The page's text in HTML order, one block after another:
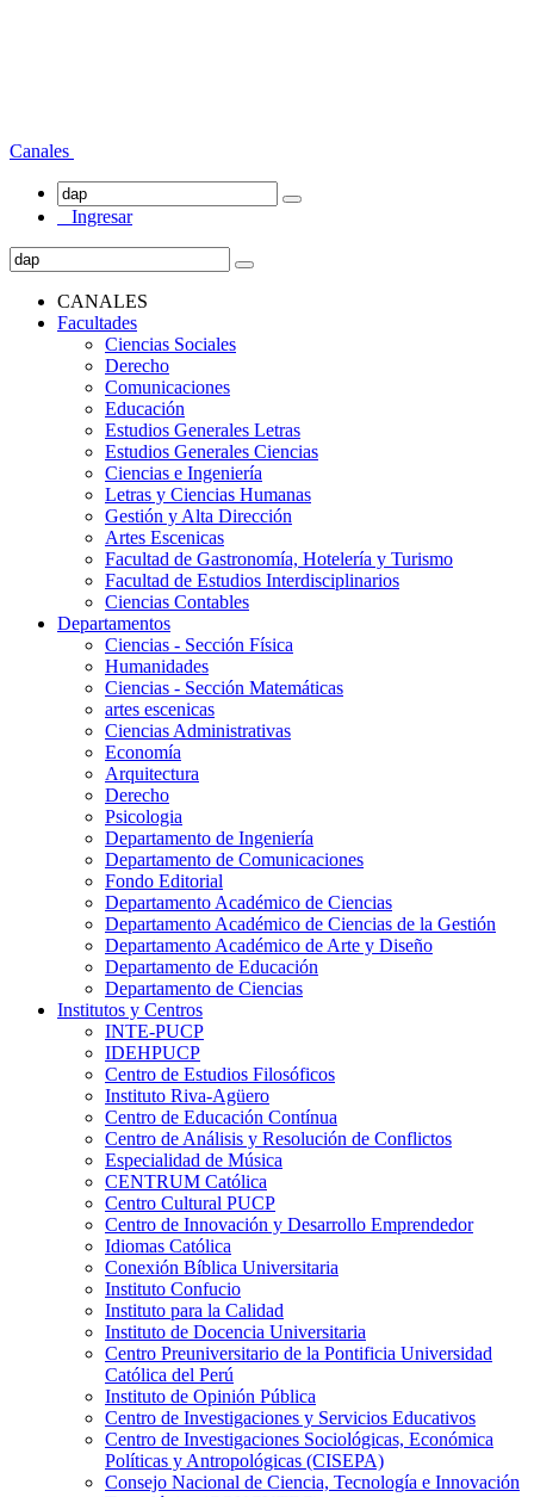
Canales
Ingresar
CANALES
Facultades
Ciencias Sociales
Derecho
Comunicaciones
Educación
Estudios Generales Letras
Estudios Generales Ciencias
Ciencias e Ingeniería
Letras y Ciencias Humanas
Gestión y Alta Dirección
Artes Escenicas
Facultad de Gastronomía, Hotelería y Turismo
Facultad de Estudios Interdisciplinarios
Ciencias Contables
Departamentos
Ciencias - Sección Física
Humanidades
Ciencias - Sección Matemáticas
artes escenicas
Ciencias Administrativas
Economía
Arquitectura
Derecho
Psicologia
Departamento de Ingeniería
Departamento de Comunicaciones
Fondo Editorial
Departamento Académico de Ciencias
Departamento Académico de Ciencias de la Gestión
Departamento Académico de Arte y Diseño
Departamento de Educación
Departamento de Ciencias
Institutos y Centros
INTE-PUCP
IDEHPUCP
Centro de Estudios Filosóficos
Instituto Riva-Agüero
Centro de Educación Contínua
Centro de Análisis y Resolución de Conflictos
Especialidad de Música
CENTRUM Católica
Centro Cultural PUCP
Centro de Innovación y Desarrollo Emprendedor
Idiomas Católica
Conexión Bíblica Universitaria
Instituto Confucio
Instituto para la Calidad
Instituto de Docencia Universitaria
Centro Preuniversitario de la Pontificia Universidad
Católica del Perú
Instituto de Opinión Pública
Centro de Investigaciones y Servicios Educativos
Centro de Investigaciones Sociológicas, Económica
Políticas y Antropológicas (CISEPA)
Consejo Nacional de Ciencia, Tecnología e Innovación